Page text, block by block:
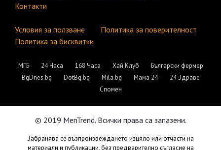
Контакти
Условия за ползване
Политика за поверителност
Политика за бисквитки
МГБ 24 Часа 168 Часа Хай Клуб
Български фермер
BgDnes.bg
DotBg.bg Mila.bg Мама 24
24 Здраве
Спомен
© 2019 MenTrend. Всички права са запазени.
Забранява се възпроизвеждането изцяло или отчасти на
материали и публикации, без предварително съгласие на